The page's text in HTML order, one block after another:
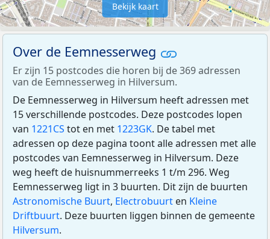
Bekijk kaart
Over de Eemnesserweg
Er zijn 15 postcodes die horen bij de 369 adressen
van de Eemnesserweg in Hilversum.
De Eemnesserweg in Hilversum heeft adressen met
15 verschillende postcodes. Deze postcodes lopen
van 1221CS tot en met 1223GK. De tabel met
adressen op deze pagina toont alle adressen met alle
postcodes van Eemnesserweg in Hilversum. Deze
weg heeft de huisnummerreeks 1 t/m 296. Weg
Eemnesserweg ligt in 3 buurten. Dit zijn de buurten
Astronomische Buurt, Electrobuurt en Kleine
Driftbuurt. Deze buurten liggen binnen de gemeente
Hilversum.